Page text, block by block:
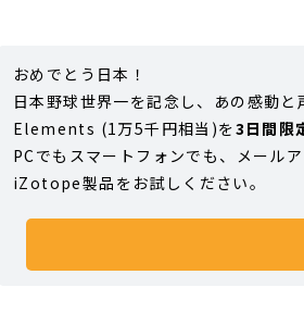
おめでとう日本！
日本野球世界一を記念し、あの感動
Elements (1万5千円相当)を3日間限
PCでもスマートフォンでも、メール
iZotope製品をお試しください。